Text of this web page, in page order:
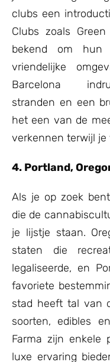
clubs een
Clubs zoals
bekend om hun
vriendelijke
Barcelona
stranden en een
het een van de
verkennen terwijl
4. Portland,
Als je op zoek
die de
je lijstje staan.
staten die
legaliseerde, en
favoriete
stad heeft tal van
soorten, edibles
Farma zijn enkele
luxe ervaring